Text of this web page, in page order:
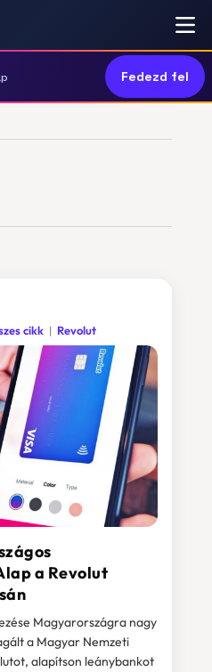
Fedezd fel
a Revolut
cikk Revolut
Magyarországra nagy
a Magyar Nemzeti
alapítson leánybankot